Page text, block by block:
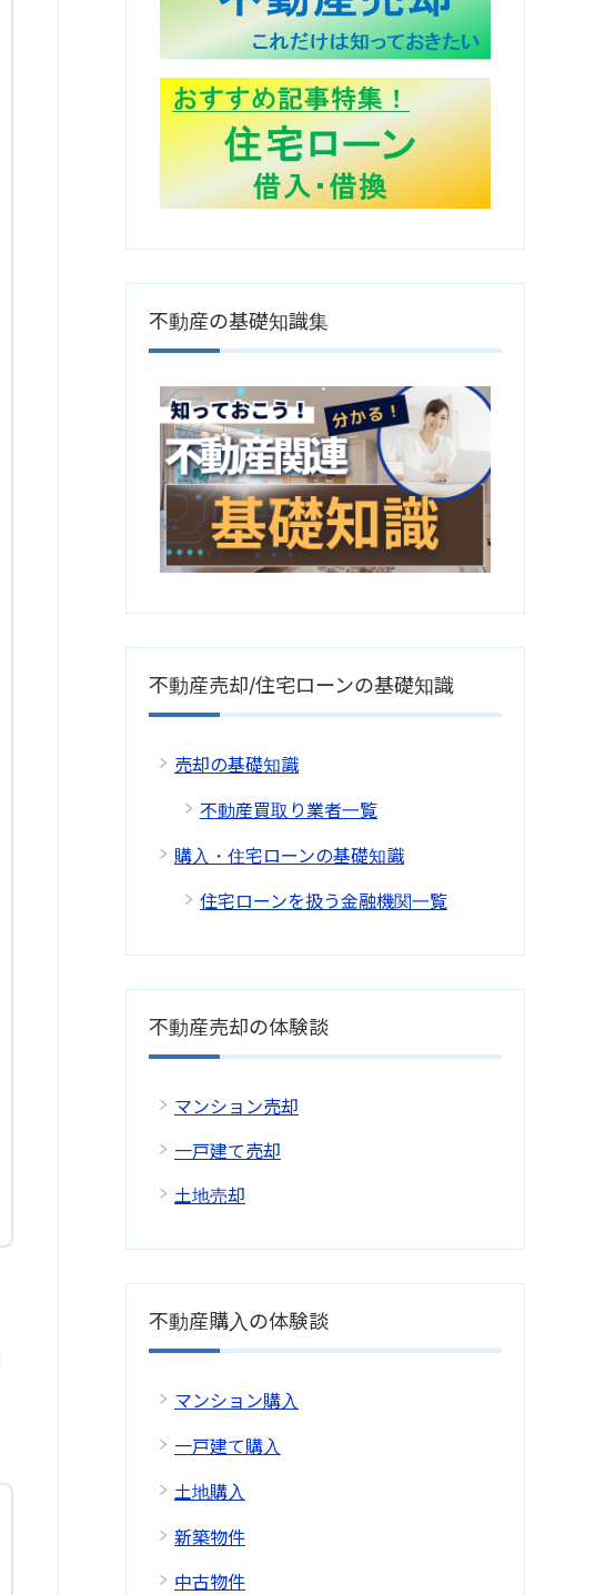
不動産の基礎知識集
不動産売却/住宅ローンの基礎知識
売却の基礎知識
不動産買取り業者一覧
購入・住宅ローンの基礎知識
住宅ローンを扱う金融機関一覧
不動産売却の体験談
マンション売却
一戸建て売却
土地売却
不動産購入の体験談
マンション購入
一戸建て購入
土地購入
新築物件
中古物件